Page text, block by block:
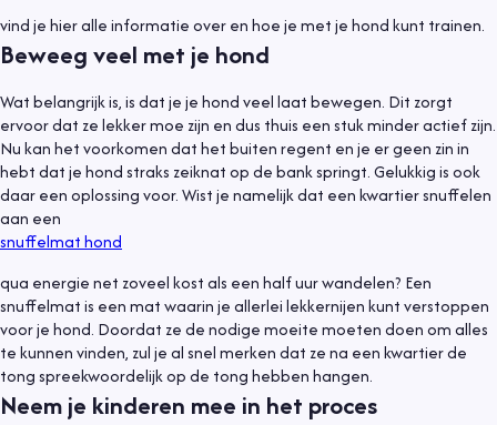
vind je hier alle informatie over en hoe je met je hond kunt trainen.
Beweeg veel met je hond
Wat belangrijk is, is dat je je hond veel laat bewegen. Dit zorgt
ervoor dat ze lekker moe zijn en dus thuis een stuk minder actief zijn.
Nu kan het voorkomen dat het buiten regent en je er geen zin in
hebt dat je hond straks zeiknat op de bank springt. Gelukkig is ook
daar een oplossing voor. Wist je namelijk dat een kwartier snuffelen
aan een
snuffelmat hond
qua energie net zoveel kost als een half uur wandelen? Een
snuffelmat is een mat waarin je allerlei lekkernijen kunt verstoppen
voor je hond. Doordat ze de nodige moeite moeten doen om alles
te kunnen vinden, zul je al snel merken dat ze na een kwartier de
tong spreekwoordelijk op de tong hebben hangen.
Neem je kinderen mee in het proces